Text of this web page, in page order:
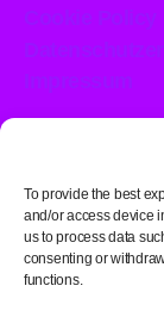
To provide the best
and/or access device
us to process data
consenting or
functions.
Latest